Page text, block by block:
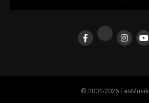
© 2001-2026 FanMusik